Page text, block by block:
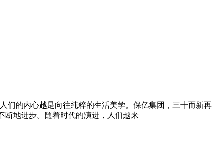
们的内心越是向往纯粹的生活美学。保亿集团，三十而新再
断地进步。随着时代的演进，人们越来